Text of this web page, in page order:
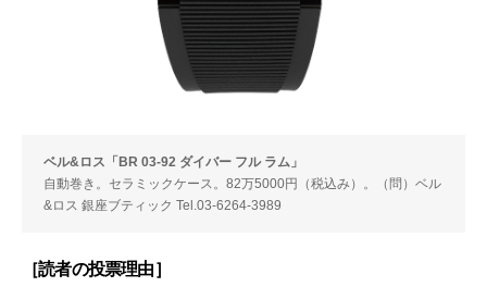
ベル&ロス「BR 03-92 ダイバー フル ラム」
自動巻き。セラミックケース。82万5000円（税込み）。（問）ベル
&ロス 銀座ブティック Tel.03-6264-3989
［読者の投票理由］